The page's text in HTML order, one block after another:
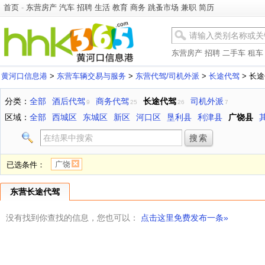
首页 - 东营房产 汽车 招聘 生活 教育 商务 跳蚤市场 兼职 简历
东营房产 招聘 二手车 租车
黄河口信息港 > 东营车辆交易与服务 > 东营代驾/司机外派 > 长途代驾 > 长
分类： 全部 酒后代驾 9 商务代驾 25 长途代驾 26 司机外派 7
区域： 全部 西城区 东城区 新区 河口区 垦利县 利津县 广饶县
已选条件： 广饶
东营长途代驾
没有找到你查找的信息，您也可以： 点击这里免费发布一条»